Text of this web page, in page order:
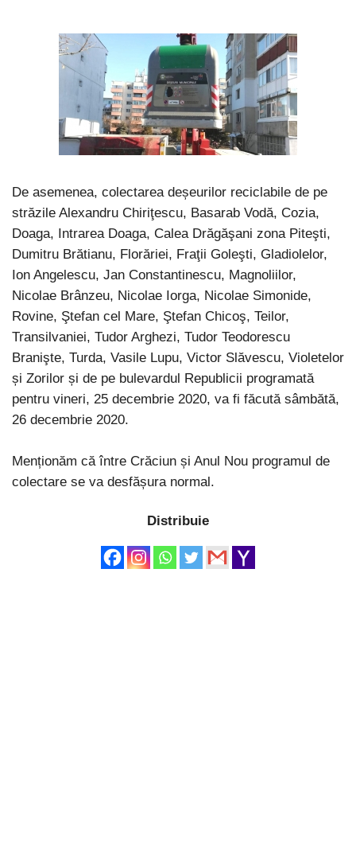
De asemenea, colectarea deșeurilor reciclabile de pe
străzile Alexandru Chiriţescu, Basarab Vodă, Cozia,
Doaga, Intrarea Doaga, Calea Drăgăşani zona Piteşti,
Dumitru Brătianu, Florăriei, Fraţii Goleşti, Gladiolelor,
Ion Angelescu, Jan Constantinescu, Magnoliilor,
Nicolae Brânzeu, Nicolae Iorga, Nicolae Simonide,
Rovine, Ştefan cel Mare, Ştefan Chicoş, Teilor,
Transilvaniei, Tudor Arghezi, Tudor Teodorescu
Branişte, Turda, Vasile Lupu, Victor Slăvescu, Violetelor
și Zorilor și de pe bulevardul Republicii programată
pentru vineri, 25 decembrie 2020, va fi făcută sâmbătă,
26 decembrie 2020.
Menționăm că între Crăciun și Anul Nou programul de
colectare se va desfășura normal.
Distribuie